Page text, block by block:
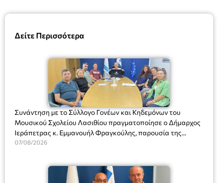
Δείτε Περισσότερα
Συνάντηση με το Σύλλογο Γονέων και Κηδεμόνων του
Μουσικού Σχολείου Λασιθίου πραγματοποίησε ο Δήμαρχος
Ιεράπετρας κ. Εμμανουήλ Φραγκούλης, παρουσία της
Διευθύντριας του σχολείου κας Μαριάννας Χαΐτα.
07/08/2026